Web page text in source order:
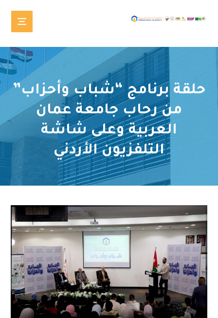
حلقة برنامج “شباب وأحزاب”
من رحاب جامعة عمان
العربية وعلى شاشة
التلفزيون الأردني